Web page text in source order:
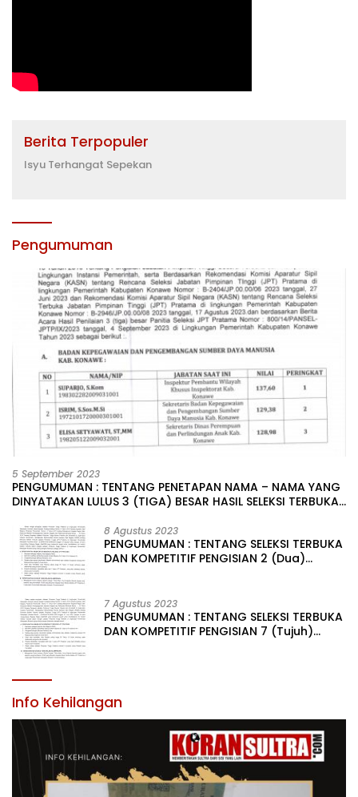
Berita Terpopuler
Isyu Terhangat Sepekan
Pengumuman
5 September 2023
PENGUMUMAN : TENTANG PENETAPAN NAMA – NAMA YANG
DINYATAKAN LULUS 3 (TIGA) BESAR HASIL SELEKSI TERBUKA
LINGKUNGAN PEMERINTAH DAERAH KABUPATEN KONAWE
8 Agustus 2023
PENGUMUMAN : TENTANG SELEKSI TERBUKA
DAN KOMPETITIF PENGISIAN 2 (Dua)
KABUPATEN KONAWE
7 Agustus 2023
PENGUMUMAN : TENTANG SELEKSI TERBUKA
DAN KOMPETITIF PENGISIAN 7 (Tujuh)
Info Kehilangan